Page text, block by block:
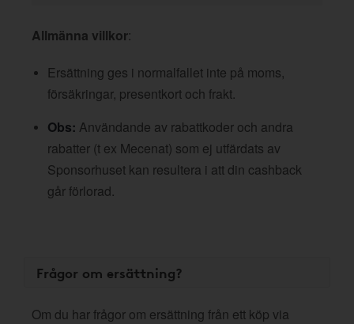
Allmänna villkor:
Ersättning ges i normalfallet inte på moms,
försäkringar, presentkort och frakt.
Obs: Användande av rabattkoder och andra
rabatter (t ex Mecenat) som ej utfärdats av
Sponsorhuset kan resultera i att din cashback
går förlorad.
Frågor om ersättning?
Om du har frågor om ersättning från ett köp via